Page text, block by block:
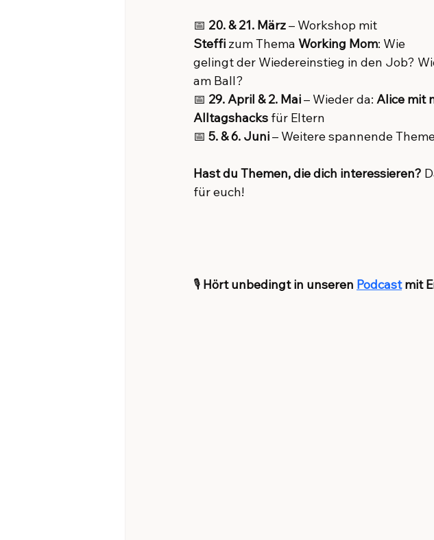
📅 20. & 21. März – Workshop mit
Steffi zum Thema Working Mom: Wie
gelingt der Wiedereinstieg in den Job?
am Ball?
📅 29. April & 2. Mai – Wieder da: Alice mit
Alltagshacks für Eltern
📅 5. & 6. Juni – Weitere spannende
Hast du Themen, die dich interessieren?
für euch!
🎙 Hört unbedingt in unseren Podcast mit